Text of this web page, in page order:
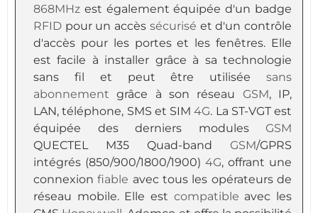
868MHz est également équipée d'un badge
RFID pour un accès sécurisé et d'un contrôle
d'accès pour les portes et les fenêtres. Elle
est facile à installer grâce à sa technologie
sans fil et peut être utilisée sans
abonnement grâce à son réseau GSM, IP,
LAN, téléphone, SMS et SIM4G. La ST-VGT est
équipée des derniers modules GSM
QUECTEL M35 Quad-band GSM/GPRS
intégrés (850/900/1800/1900) 4G, offrant une
connexionfiable avec tous les opérateurs de
réseau mobile. Elle est compatible avec les